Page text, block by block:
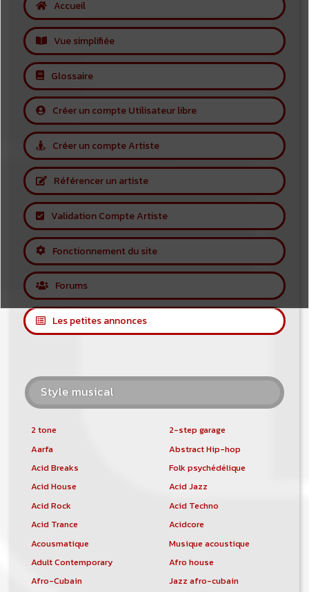
Accueil
Vue simplifiée
Glossaire
Créer un compte Utilisateur libre
Créer un compte Artiste
Référencer un artiste
Validation Compte Artiste
Fonctionnement du site
Forums
Les petites annonces
Style musical
2 tone
2-step garage
Aarfa
Abstract Hip-hop
Acid Breaks
Folk psychédélique
Acid House
Acid Jazz
Acid Rock
Acid Techno
Acid Trance
Acidcore
Acousmatique
Musique acoustique
Adult Contemporary
Afro house
Afro-Cubain
Jazz afro-cubain